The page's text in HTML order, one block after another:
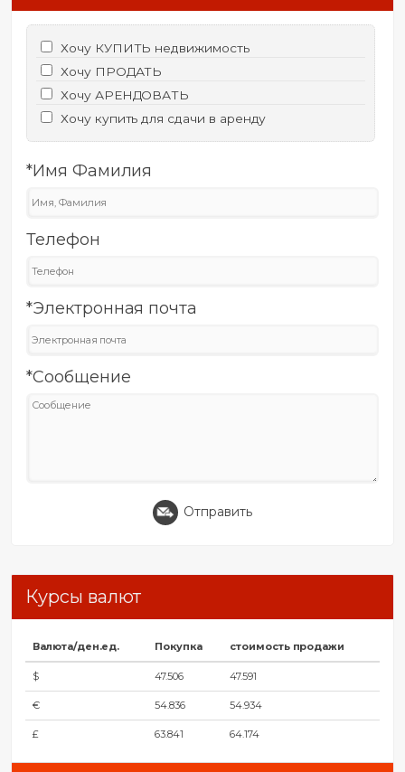
Хочу КУПИТЬ недвижимость
Хочу ПРОДАТЬ
Хочу АРЕНДОВАТЬ
Хочу купить для сдачи в аренду
*Имя Фамилия
Телефон
*Электронная почта
*Сообщение
Отправить
Курсы валют
Валюта/ден.ед. Покупка стоимость продажи
$ 47.506 47.591
€ 54.836 54.934
£ 63.841 64.174